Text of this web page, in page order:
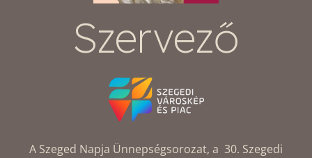
Szervező
A Szeged Napja Ünnepségsorozat, a 30. Szegedi